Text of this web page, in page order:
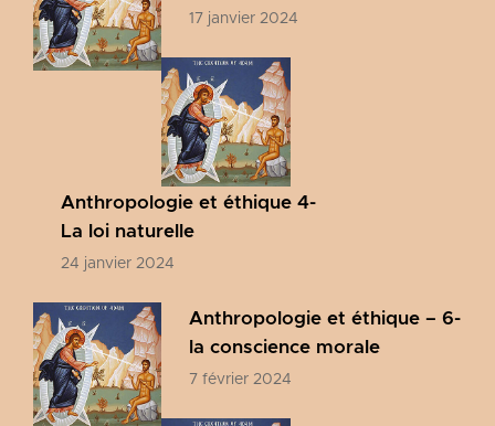
17 janvier 2024
Anthropologie et éthique 4-
La loi naturelle
24 janvier 2024
Anthropologie et éthique – 6-
la conscience morale
7 février 2024